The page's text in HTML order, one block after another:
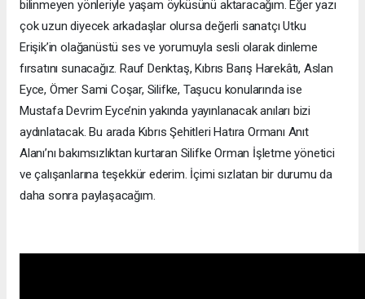
bilinmeyen yönleriyle yaşam öyküsünü aktaracağım. Eğer yazı
çok uzun diyecek arkadaşlar olursa değerli sanatçı Utku
Erişik’in olağanüstü ses ve yorumuyla sesli olarak dinleme
fırsatını sunacağız. Rauf Denktaş, Kıbrıs Barış Harekâtı, Aslan
Eyce, Ömer Sami Coşar, Silifke, Taşucu konularında ise
Mustafa Devrim Eyce’nin yakında yayınlanacak anıları bizi
aydınlatacak. Bu arada Kıbrıs Şehitleri Hatıra Ormanı Anıt
Alanı’nı bakımsızlıktan kurtaran Silifke Orman İşletme yönetici
ve çalışanlarına teşekkür ederim. İçimi sızlatan bir durumu da
daha sonra paylaşacağım.